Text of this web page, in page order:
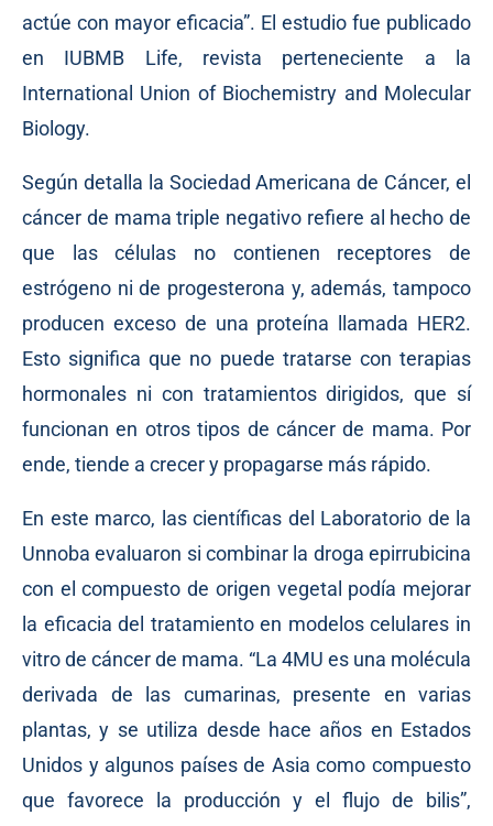
actúe con mayor eficacia”. El estudio fue publicado
en IUBMB Life, revista perteneciente a la
International Union of Biochemistry and Molecular
Biology.
Según detalla la Sociedad Americana de Cáncer, el
cáncer de mama triple negativo refiere al hecho de
que las células no contienen receptores de
estrógeno ni de progesterona y, además, tampoco
producen exceso de una proteína llamada HER2.
Esto significa que no puede tratarse con terapias
hormonales ni con tratamientos dirigidos, que sí
funcionan en otros tipos de cáncer de mama. Por
ende, tiende a crecer y propagarse más rápido.
En este marco, las científicas del Laboratorio de la
Unnoba evaluaron si combinar la droga epirrubicina
con el compuesto de origen vegetal podía mejorar
la eficacia del tratamiento en modelos celulares in
vitro de cáncer de mama. “La 4MU es una molécula
derivada de las cumarinas, presente en varias
plantas, y se utiliza desde hace años en Estados
Unidos y algunos países de Asia como compuesto
que favorece la producción y el flujo de bilis”,